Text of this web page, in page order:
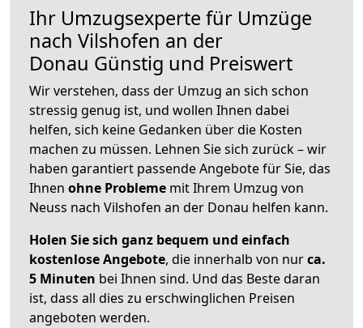
Ihr Umzugsexperte für Umzüge
nach Vilshofen an der
Donau Günstig und Preiswert
Wir verstehen, dass der Umzug an sich schon
stressig genug ist, und wollen Ihnen dabei
helfen, sich keine Gedanken über die Kosten
machen zu müssen. Lehnen Sie sich zurück – wir
haben garantiert passende Angebote für Sie, das
Ihnen ohne Probleme mit Ihrem Umzug von
Neuss nach Vilshofen an der Donau helfen kann.
Holen Sie sich ganz bequem und einfach
kostenlose Angebote, die innerhalb von nurca.
5 Minuten bei Ihnen sind. Und das Beste daran
ist, dass all dies zu erschwinglichen Preisen
angeboten werden.